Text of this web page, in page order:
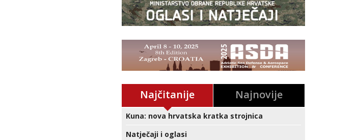
Najčitanije Najnovije
Kuna: nova hrvatska kratka strojnica
Natječaji i oglasi